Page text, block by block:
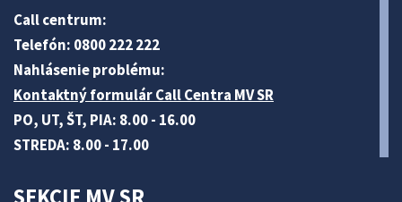
Call centrum:
Telefón: 0800 222 222
Nahlásenie problému:
Kontaktný formulár Call Centra MV SR
PO, UT, ŠT, PIA: 8.00 - 16.00
STREDA: 8.00 - 17.00